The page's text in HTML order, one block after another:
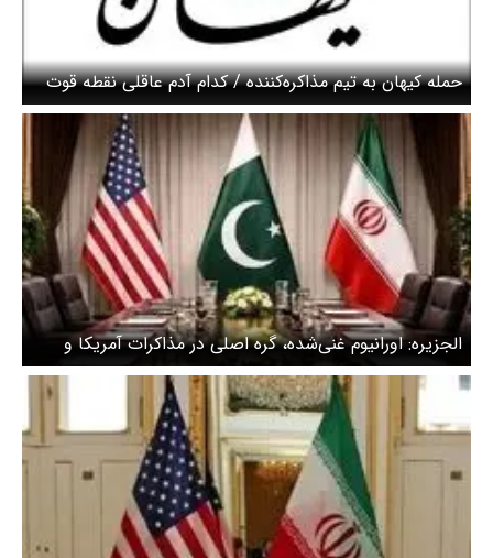
حمله کیهان به تیم مذاکره‌کننده / کدام آدم عاقلی نقطه قوت
خود را به میز مذاکره می‌برد؟
الجزیره: اورانیوم غنی‌شده، گره اصلی در مذاکرات آمریکا و
ایران است / ایران برای پاسخ به آمریکا از پاکستان زمان
خواسته است